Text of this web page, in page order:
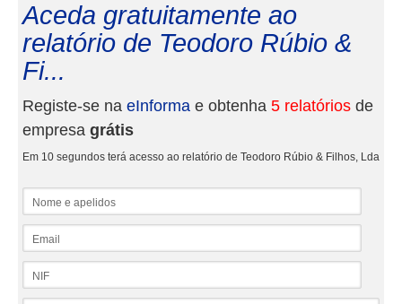
Aceda gratuitamente ao
relatório de Teodoro Rúbio &
Fi...
Registe-se na eInforma e obtenha 5 relatórios de
empresa grátis
Em 10 segundos terá acesso ao relatório de Teodoro Rúbio & Filhos, Lda